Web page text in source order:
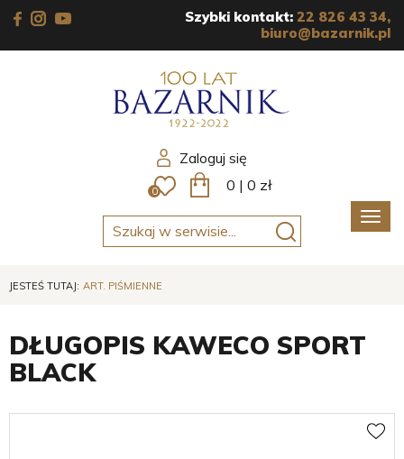
Szybki kontakt: 22 826 43 34,
biuro@bazarnik.pl
Zaloguj się
0 0 | 0 zł
JESTEŚ TUTAJ: ART. PIŚMIENNE
DŁUGOPIS KAWECO SPORT
BLACK